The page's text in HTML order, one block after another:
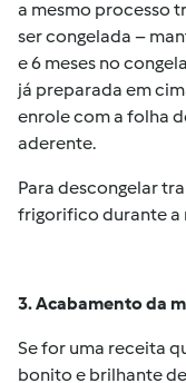
a mesmo processo
ser congelada –
e 6 meses no
já preparada em
enrole com a folha
aderente.
Para descongelar
frigorifico durante a
3.Acabamento da
Se for uma receita
bonito e brilhante